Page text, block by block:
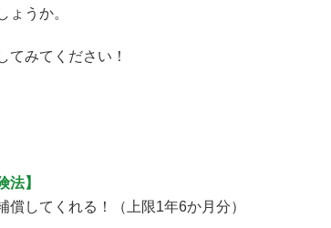
ょうか。
てみてください！
法】
してくれる！（上限1年6か月分）